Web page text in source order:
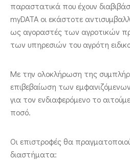
παραστατικά που έχουν
myDATA οι εκάστοτε
ως αγοραστές των αγροτικών
των υπηρεσιών του αγρότη
Με την ολοκλήρωση της
επιβεβαίωση των
για τον ενδιαφερόμενο το
ποσό.
Οι επιστροφές θα
διαστήματα: